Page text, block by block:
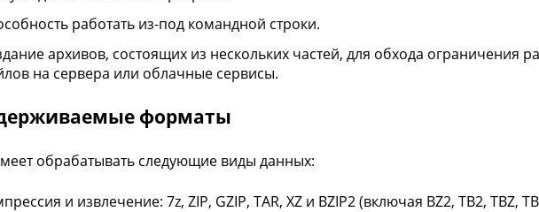
работать из-под командной строки.
архивов, состоящих из нескольких частей, для обхода ограничения
на сервера или облачные сервисы.
форматы
обрабатывать следующие виды данных:
и извлечение: 7z, ZIP, GZIP, TAR, XZ и BZIP2 (включая BZ2, TB2, TBZ,